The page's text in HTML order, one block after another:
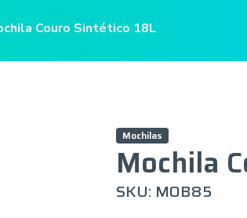
Couro Sintético 18L
Mochilas
Mochila
SKU: MOB85